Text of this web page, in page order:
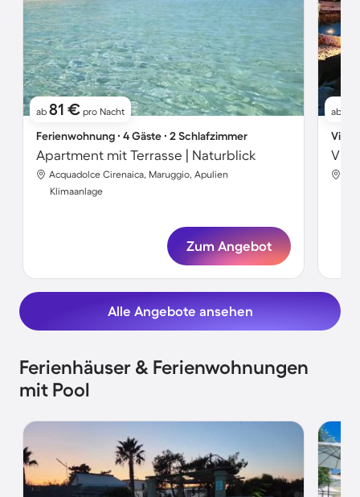
ab 81 € pro Nacht
Ferienwohnung ∙ 4 Gäste ∙ 2 Schlafzimmer
Apartment mit Terrasse | Naturblick
Acquadolce Cirenaica, Maruggio, Apulien
Klimaanlage
Zum Angebot
ab
Villa
Alle Angebote ansehen
Ferienhäuser & Ferienwohnungen
mit Pool